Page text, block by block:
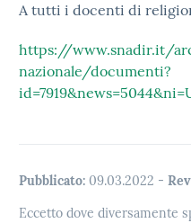
A tutti i docenti di
https://www.snadir.it/
nazionale/documenti?
Pubblicato: 09.03.2022 -
Eccetto dove diversamente